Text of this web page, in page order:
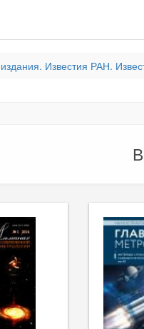
Известия РАН.